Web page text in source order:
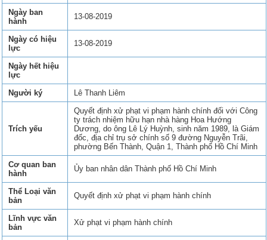
Ngày ban
hành
13-08-2019
Ngày có hiệu
lực
13-08-2019
Ngày hết hiệu
lực
Người ký
Lê Thanh Liêm
Trích yếu
Quyết định xử phạt vi phạm hành chính đối với Công
ty trách nhiệm hữu hạn nhà hàng Hoa Hướng
Dương, do ông Lê Lý Huỳnh, sinh năm 1989, là Giám
đốc, địa chỉ trụ sở chính số 9 đường Nguyễn Trãi,
phường Bến Thành, Quận 1, Thành phố Hồ Chí Minh
Cơ quan ban
hành
Ủy ban nhân dân Thành phố Hồ Chí Minh
Thể Loại văn
bản
Quyết định xử phạt vi phạm hành chính
Lĩnh vực văn
bản
Xử phạt vi phạm hành chính